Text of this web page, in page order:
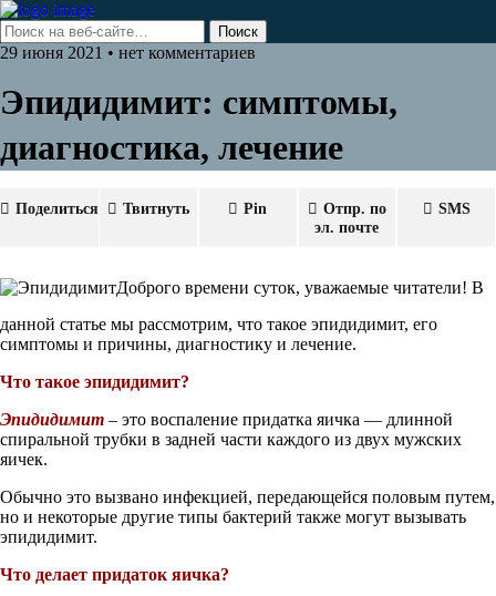
29 июня 2021 • нет комментариев
Эпидидимит: симптомы,
диагностика, лечение
Поделиться Твитнуть Pin
Отпр. по
эл. почте
SMS
Доброго времени суток, уважаемые читатели! В
данной статье мы рассмотрим, что такое эпидидимит, его
симптомы и причины, диагностику и лечение.
Что такое эпидидимит?
Эпидидимит – это воспаление придатка яичка — длинной
спиральной трубки в задней части каждого из двух мужских
яичек.
Обычно это вызвано инфекцией, передающейся половым путем,
но и некоторые другие типы бактерий также могут вызывать
эпидидимит.
Что делает придаток яичка?